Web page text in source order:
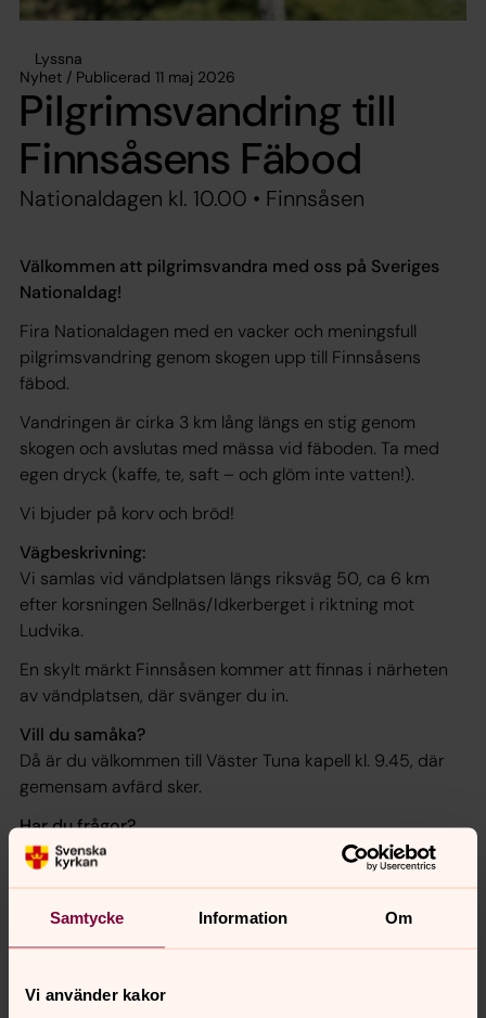
Samtycke Information Om
Vi använder kakor
Lyssna
Nyhet / Publicerad 11 maj 2026
Pilgrimsvandring till
Finnsåsens Fäbod
Nationaldagen kl. 10.00 • Finnsåsen
Välkommen att pilgrimsvandra med oss på Sveriges
Nationaldag!
Fira Nationaldagen med en vacker och meningsfull
pilgrimsvandring genom skogen upp till Finnsåsens
fäbod.
Vandringen är cirka 3 km lång längs en stig genom
skogen och avslutas med mässa vid fäboden. Ta med
egen dryck (kaffe, te, saft – och glöm inte vatten!).
Vi bjuder på korv och bröd!
Vägbeskrivning:
Vi samlas vid vändplatsen längs riksväg 50, ca 6 km
efter korsningen Sellnäs/Idkerberget i riktning mot
Ludvika.
En skylt märkt Finnsåsen kommer att finnas i närheten
av vändplatsen, där svänger du in.
Vill du samåka?
Då är du välkommen till Väster Tuna kapell kl. 9.45, där
gemensam avfärd sker.
Har du frågor?
David Edman, präst i Svenska kyrkan Borlänge, tel.
0243-771 41.
0240-796 12.
vacker natur!